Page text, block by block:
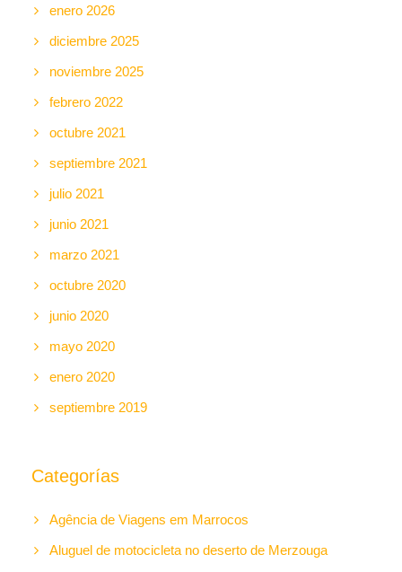
enero 2026
diciembre 2025
noviembre 2025
febrero 2022
octubre 2021
septiembre 2021
julio 2021
junio 2021
marzo 2021
octubre 2020
junio 2020
mayo 2020
enero 2020
septiembre 2019
Categorías
Agência de Viagens em Marrocos
Aluguel de motocicleta no deserto de Merzouga